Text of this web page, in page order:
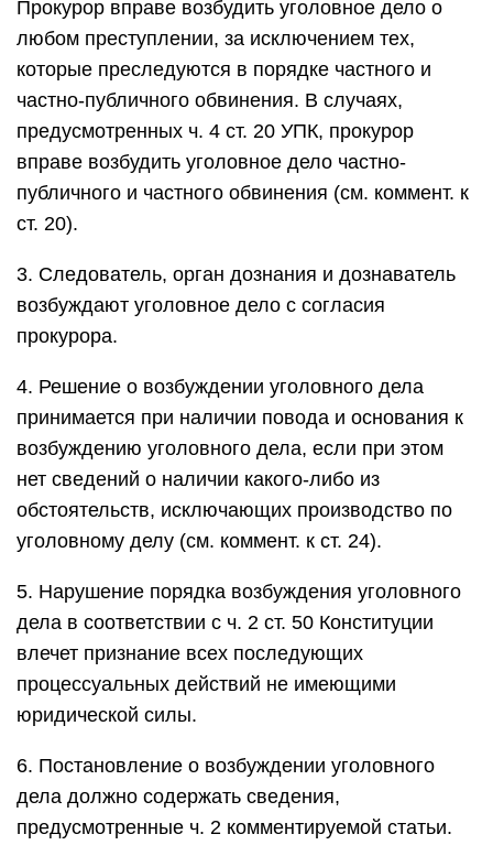
Прокурор вправе возбудить уголовное дело о
любом преступлении, за исключением тех,
которые преследуются в порядке частного и
частно-публичного обвинения. В случаях,
предусмотренных ч. 4 ст. 20 УПК, прокурор
вправе возбудить уголовное дело частно-
публичного и частного обвинения (см. коммент. к
ст. 20).
3. Следователь, орган дознания и дознаватель
возбуждают уголовное дело с согласия
прокурора.
4. Решение о возбуждении уголовного дела
принимается при наличии повода и основания к
возбуждению уголовного дела, если при этом
нет сведений о наличии какого-либо из
обстоятельств, исключающих производство по
уголовному делу (см. коммент. к ст. 24).
5. Нарушение порядка возбуждения уголовного
дела в соответствии с ч. 2 ст. 50 Конституции
влечет признание всех последующих
процессуальных действий не имеющими
юридической силы.
6. Постановление о возбуждении уголовного
дела должно содержать сведения,
предусмотренные ч. 2 комментируемой статьи.